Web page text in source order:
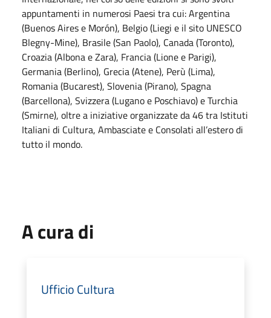
appuntamenti in numerosi Paesi tra cui: Argentina
(Buenos Aires e Morón), Belgio (Liegi e il sito UNESCO
Blegny-Mine), Brasile (San Paolo), Canada (Toronto),
Croazia (Albona e Zara), Francia (Lione e Parigi),
Germania (Berlino), Grecia (Atene), Perù (Lima),
Romania (Bucarest), Slovenia (Pirano), Spagna
(Barcellona), Svizzera (Lugano e Poschiavo) e Turchia
(Smirne), oltre a iniziative organizzate da 46 tra Istituti
Italiani di Cultura, Ambasciate e Consolati all’estero di
tutto il mondo.
A cura di
Ufficio Cultura